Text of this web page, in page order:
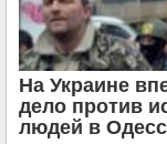
На Украине
дело против
людей в